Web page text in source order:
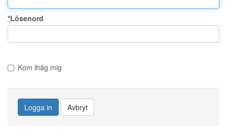
*Lösenord
Kom ihåg mig
Logga in Avbryt